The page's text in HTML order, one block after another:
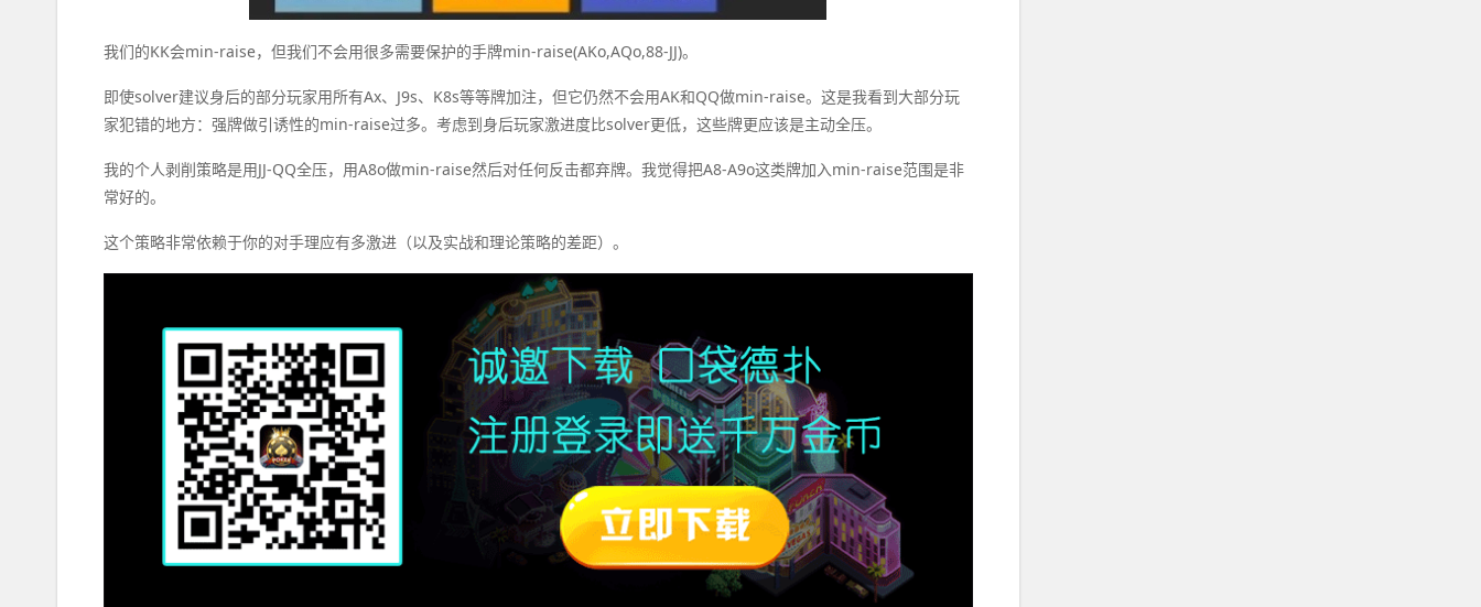
我们的KK会min-raise，但我们不会用很多需要保护的手牌min-raise(AKo,AQo,88-JJ)。
即使solver建议身后的部分玩家用所有Ax、J9s、K8s等等牌加注，但它仍然不会用AK和QQ做min-raise。这是我看到大部分玩
家犯错的地方：强牌做引诱性的min-raise过多。考虑到身后玩家激进度比solver更低，这些牌更应该是主动全压。
我的个人剥削策略是用JJ-QQ全压，用A8o做min-raise然后对任何反击都弃牌。我觉得把A8-A9o这类牌加入min-raise范围是非
常好的。
这个策略非常依赖于你的对手理应有多激进（以及实战和理论策略的差距）。